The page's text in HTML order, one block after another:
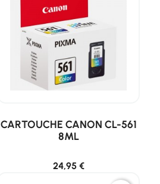
CARTOUCHE CANON CL-561
8ML
24,95 €